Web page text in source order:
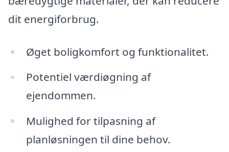
dit energiforbrug.
Øget boligkomfort og funktionalitet.
Potentiel værdiøgning af
ejendommen.
Mulighed for tilpasning af
planløsningen til dine behov.